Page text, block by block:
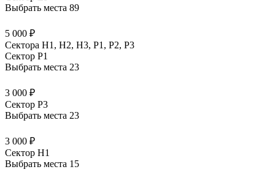
Выбрать места 89
5 000 ₽
Сектора Н1, Н2, Н3, Р1, Р2, Р3
Сектор P1
Выбрать места 23
3 000 ₽
Сектор P3
Выбрать места 23
3 000 ₽
Сектор H1
Выбрать места 15